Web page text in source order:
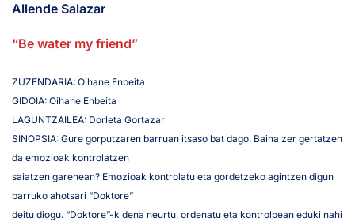
Allende Salazar
“Be water my friend”
ZUZENDARIA: Oihane Enbeita
GIDOIA: Oihane Enbeita
LAGUNTZAILEA: Dorleta Gortazar
SINOPSIA: Gure gorputzaren barruan itsaso bat dago. Baina zer gertatzen
da emozioak kontrolatzen
saiatzen garenean? Emozioak kontrolatu eta gordetzeko agintzen digun
barruko ahotsari “Doktore”
deitu diogu. “Doktore”-k dena neurtu, ordenatu eta kontrolpean eduki nahi